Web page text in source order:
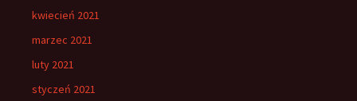
kwiecień 2021
marzec 2021
luty 2021
styczeń 2021